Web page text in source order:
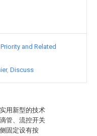
用新型的技术
管、流控开关
固定设有按
Priority and Related
Discuss